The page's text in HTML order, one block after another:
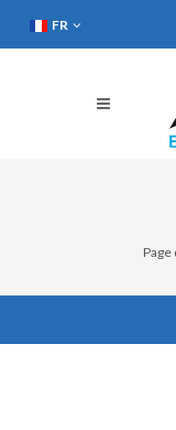
FR